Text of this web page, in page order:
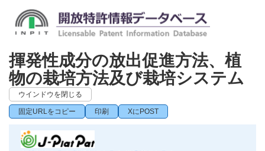
揮発性成分の放出促進方法、植
物の栽培方法及び栽培システム
ウインドウを閉じる
固定URLをコピー 印刷 XにPOST